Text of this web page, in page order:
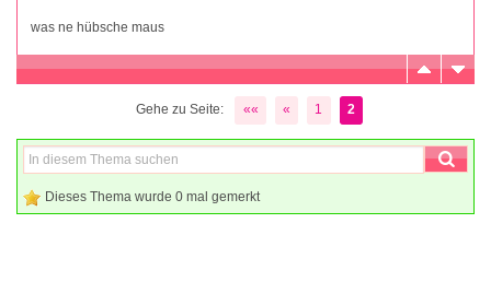
was ne hübsche maus
Gehe zu Seite: «« « 1 2
Dieses Thema wurde 0 mal gemerkt